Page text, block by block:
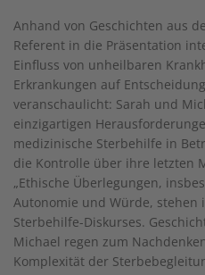
Anhand von Geschichten aus
Referent in die Präsentation
Einfluss von unheilbaren
Erkrankungen auf
veranschaulicht: Sarah und
einzigartigen
medizinische Sterbehilfe in
die Kontrolle über ihre letzten
„Ethische Überlegungen,
Autonomie und Würde, stehen
Sterbehilfe-Diskurses.
Michael regen zum
Komplexität der